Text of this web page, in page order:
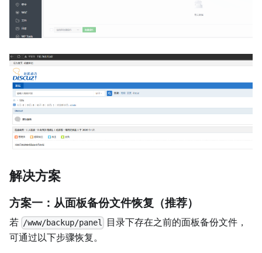
解决方案
方案一：从面板备份文件恢复（推荐）
若 /www/backup/panel
目录下存在之前的面板备份文件，
可通过以下步骤恢复。